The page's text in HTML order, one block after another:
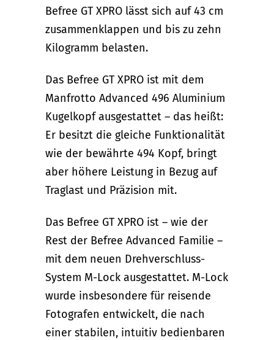
Befree GT XPRO lässt sich auf 43 cm
zusammenklappen und bis zu zehn
Kilogramm belasten.
Das Befree GT XPRO ist mit dem
Manfrotto Advanced 496 Aluminium
Kugelkopf ausgestattet – das heißt:
Er besitzt die gleiche Funktionalität
wie der bewährte 494 Kopf, bringt
aber höhere Leistung in Bezug auf
Traglast und Präzision mit.
Das Befree GT XPRO ist – wie der
Rest der Befree Advanced Familie –
mit dem neuen Drehverschluss-
System M-Lock ausgestattet. M-Lock
wurde insbesondere für reisende
Fotografen entwickelt, die nach
einer stabilen, intuitiv bedienbaren